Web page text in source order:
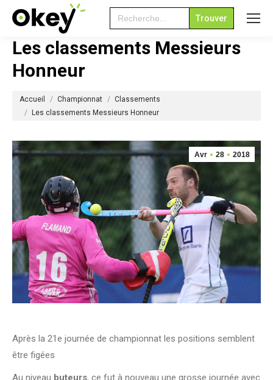
Search
for:
Les classements Messieurs
Honneur
Accueil Championnat
Classements
Les classements Messieurs Honneur
Avr 28 2018
Après la 21e journée de championnat les positions semblent
être figées
Au niveau buteurs, ce fut à nouveau une grosse journée avec